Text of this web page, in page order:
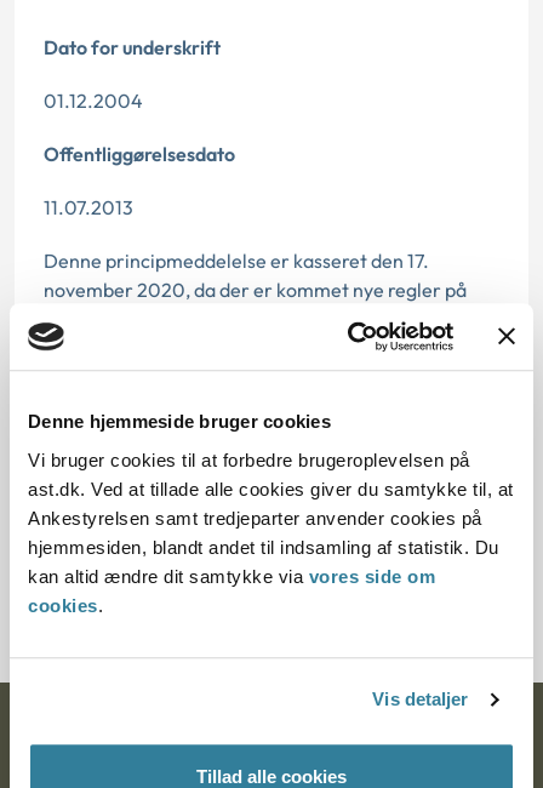
Denne hjemmeside bruger cookies
Vi bruger cookies til at forbedre brugeroplevelsen på
ast.dk. Ved at tillade alle cookies giver du samtykke til, at
Ankestyrelsen samt tredjeparter anvender cookies på
hjemmesiden, blandt andet til indsamling af statistik. Du
kan altid ændre dit samtykke via vores side om
cookies.
Vis detaljer
Tillad alle cookies
Dato for underskrift
01.12.2004
Offentliggørelsesdato
11.07.2013
Denne principmeddelelse er kasseret den 17.
november 2020, da der er kommet nye regler på
området den 1. januar 2020 ved lov nr. 1433 af den
17. december 2019 (lov om ændring af lov om social
service).
Paragraf
§ 60 § 70 § 56 § 42
Journalnummer
3500135-04
Ankestyrelsen